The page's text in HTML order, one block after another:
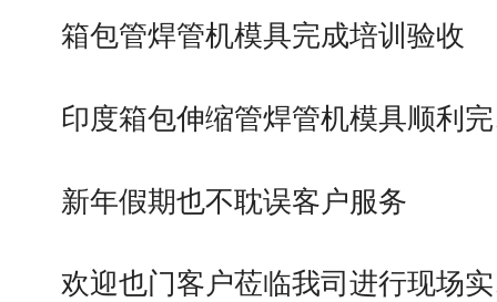
箱包管焊管机模具完成培训验收
印度箱包伸缩管焊管机模具顺利
新年假期也不耽误客户服务
欢迎也门客户莅临我司进行现场